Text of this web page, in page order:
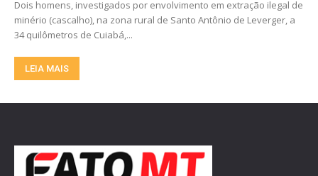
Dois homens, investigados por envolvimento em extração ilegal de
minério (cascalho), na zona rural de Santo Antônio de Leverger, a
34 quilômetros de Cuiabá,...
LEIA MAIS